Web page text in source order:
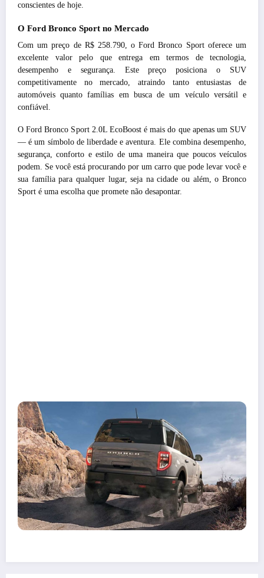
conscientes de hoje.
O Ford Bronco Sport no Mercado
Com um preço de R$ 258.790, o Ford Bronco Sport oferece um
excelente valor pelo que entrega em termos de tecnologia,
desempenho e segurança. Este preço posiciona o SUV
competitivamente no mercado, atraindo tanto entusiastas de
automóveis quanto famílias em busca de um veículo versátil e
confiável.
O Ford Bronco Sport 2.0L EcoBoost é mais do que apenas um SUV
— é um símbolo de liberdade e aventura. Ele combina desempenho,
segurança, conforto e estilo de uma maneira que poucos veículos
podem. Se você está procurando por um carro que pode levar você e
sua família para qualquer lugar, seja na cidade ou além, o Bronco
Sport é uma escolha que promete não desapontar.